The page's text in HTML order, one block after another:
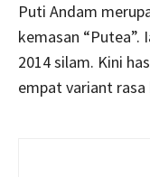
Puti Andam
kemasan “Putea”.
2014 silam. Kini
empat variant rasa